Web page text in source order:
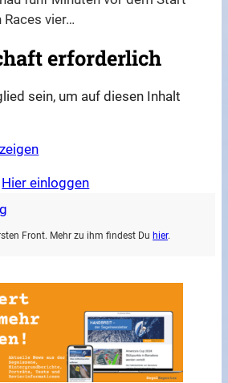
vier…
erforderlich
sein, um auf diesen Inhalt
Hier einloggen
Front. Mehr zu ihm findest Du hier.